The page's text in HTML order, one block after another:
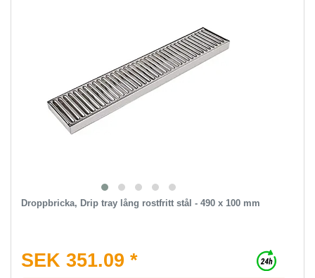
Droppbricka, Drip tray lång rostfritt stål - 490 x 100 mm
SEK 351.09 *